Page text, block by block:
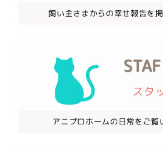
飼い主さまからの幸せ報告を
スタ
アニプロホームの日常をご覧